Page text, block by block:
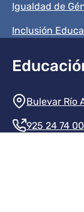
Igualdad de
Inclusión
Bulevar Río
925 24 74 00